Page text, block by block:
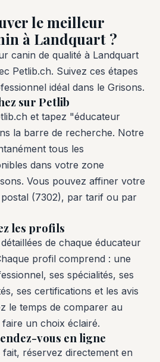
le meilleur
à Landquart ?
canin de qualité à Landquart
Petlib.ch. Suivez ces étapes
idéal dans le Grisons.
sur Petlib
et tapez "éducateur
la barre de recherche. Notre
tous les
dans votre zone
Vous pouvez affiner votre
(7302), par tarif ou par
les profils
de chaque éducateur
profil comprend : une
ses spécialités, ses
ses certifications et les avis
le temps de comparer au
un choix éclairé.
vous en ligne
réservez directement en